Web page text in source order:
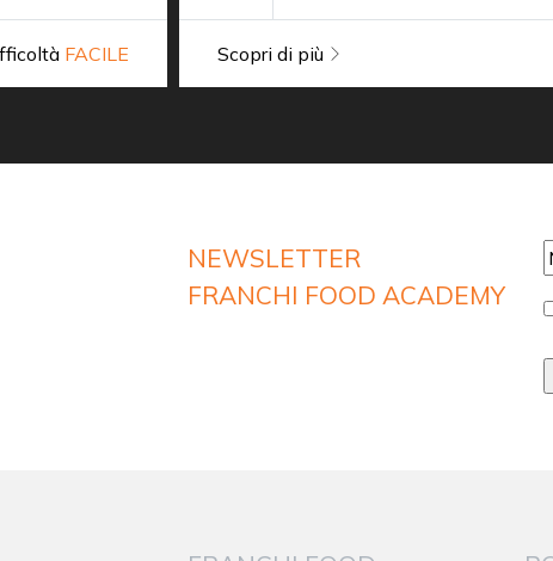
FACILE Scopri di più
NEWSLETTER
FRANCHI FOOD ACADEMY